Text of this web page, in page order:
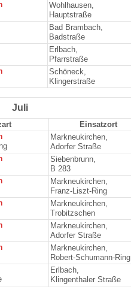
Wohlhausen,
Hauptstraße
Bad Brambach,
Badstraße
Erlbach,
Pfarrstraße
Schöneck,
Klingerstraße
Juli
Einsatzort
Markneukirchen,
Adorfer Straße
Siebenbrunn,
B 283
Markneukirchen,
Franz-Liszt-Ring
Markneukirchen,
Trobitzschen
Markneukirchen,
Adorfer Straße
Markneukirchen,
Robert-Schumann-Ring
Erlbach,
Klingenthaler Straße